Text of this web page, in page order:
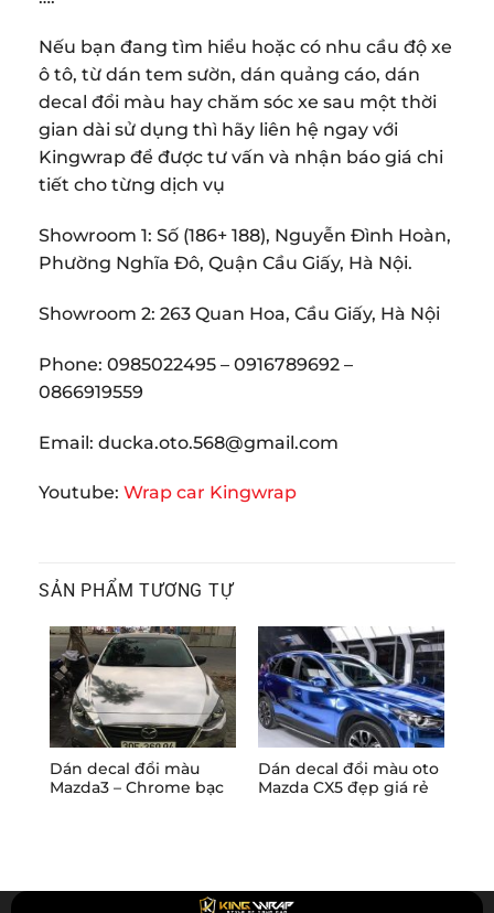
Nếu bạn đang tìm hiểu hoặc có nhu cầu độ xe
ô tô, từ dán tem sườn, dán quảng cáo, dán
decal đổi màu hay chăm sóc xe sau một thời
gian dài sử dụng thì hãy liên hệ ngay với
Kingwrap để được tư vấn và nhận báo giá chi
tiết cho từng dịch vụ
Showroom 1: Số (186+ 188), Nguyễn Đình Hoàn,
Phường Nghĩa Đô, Quận Cầu Giấy, Hà Nội.
Showroom 2: 263 Quan Hoa, Cầu Giấy, Hà Nội
Phone: 0985022495 – 0916789692 –
0866919559
Email: ducka.oto.568@gmail.com
Youtube: Wrap car Kingwrap
SẢN PHẨM TƯƠNG TỰ
Dán decal đổi màu
Mazda3 – Chrome bạc
Dán decal đổi màu oto
Mazda CX5 đẹp giá rẻ